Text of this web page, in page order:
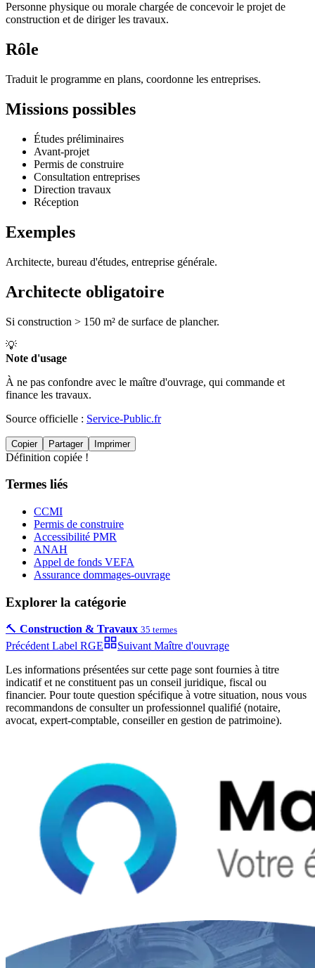
Personne physique ou morale chargée de concevoir le projet de
construction et de diriger les travaux.
Rôle
Traduit le programme en plans, coordonne les entreprises.
Missions possibles
Études préliminaires
Avant-projet
Permis de construire
Consultation entreprises
Direction travaux
Réception
Exemples
Architecte, bureau d'études, entreprise générale.
Architecte obligatoire
Si construction > 150 m² de surface de plancher.
💡
Note d'usage
À ne pas confondre avec le maître d'ouvrage, qui commande et
finance les travaux.
Source officielle : Service-Public.fr
Copier Partager Imprimer
Définition copiée !
Termes liés
CCMI
Permis de construire
Accessibilité PMR
ANAH
Appel de fonds VEFA
Assurance dommages-ouvrage
Explorer la catégorie
🔨 Construction & Travaux 35 termes
Précédent Label RGE Suivant Maître d'ouvrage
Les informations présentées sur cette page sont fournies à titre
indicatif et ne constituent pas un conseil juridique, fiscal ou
financier. Pour toute question spécifique à votre situation, nous vous
recommandons de consulter un professionnel qualifié (notaire,
avocat, expert-comptable, conseiller en gestion de patrimoine).